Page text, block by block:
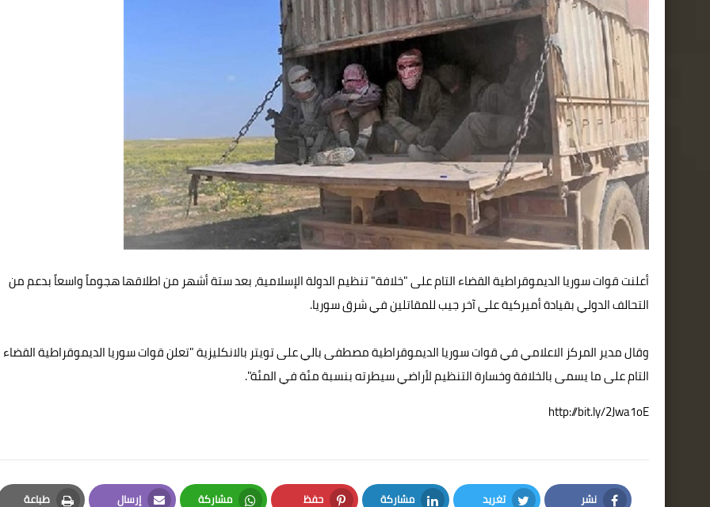
أعلنت قوات سوريا الديموقراطية القضاء التام على "خلافة" تنظيم الدولة الإسلامية، بعد ستة أشهر من اطلاقها هجوماً واسعاً بدعم من
التحالف الدولي بقيادة أميركية على آخر جيب للمقاتلين في شرق سوريا.
وقال مدير المركز الاعلامي في قوات سوريا الديموقراطية مصطفى بالي على تويتر بالانكليزية "تعلن قوات سوريا الديموقراطية القضاء
التام على ما يسمى بالخلافة وخسارة التنظيم لأراضي سيطرته بنسبة مئة في المئة".
http://bit.ly/2Jwa1oE
نشر تغريد مشاركة حفظ مشاركة إرسال طباعة